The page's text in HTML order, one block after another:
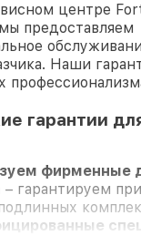
центре
предоставляем
Наши
гарантии
фирменные
– гарантируем